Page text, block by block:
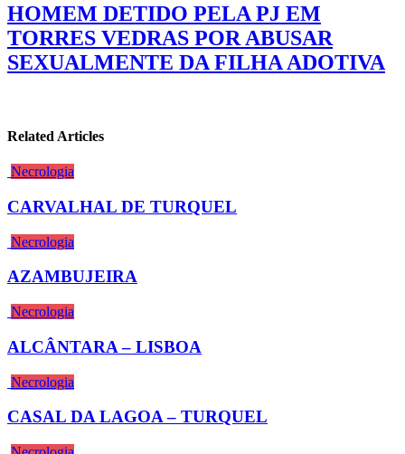
HOMEM DETIDO PELA PJ EM
TORRES VEDRAS POR ABUSAR
SEXUALMENTE DA FILHA ADOTIVA
Related Articles
Necrologia
CARVALHAL DE TURQUEL
Necrologia
AZAMBUJEIRA
Necrologia
ALCÂNTARA – LISBOA
Necrologia
CASAL DA LAGOA – TURQUEL